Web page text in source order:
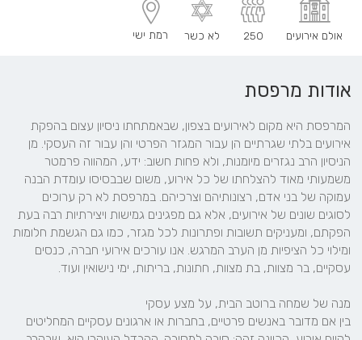
אולם אירועים 250 לא כשר רמת ישי
אודות מרפסת